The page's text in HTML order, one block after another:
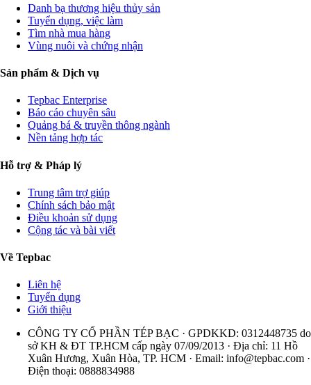
Danh bạ thương hiệu thủy sản
Tuyển dụng, việc làm
Tìm nhà mua hàng
Vùng nuôi và chứng nhận
Sản phẩm & Dịch vụ
Tepbac Enterprise
Báo cáo chuyên sâu
Quảng bá & truyền thông ngành
Nền tảng hợp tác
Hỗ trợ & Pháp lý
Trung tâm trợ giúp
Chính sách bảo mật
Điều khoản sử dụng
Cộng tác và bài viết
Về Tepbac
Liên hệ
Tuyển dụng
Giới thiệu
CÔNG TY CỔ PHẦN TÉP BẠC · GPDKKD: 0312448735 do
sở KH & ĐT TP.HCM cấp ngày 07/09/2013 · Địa chỉ: 11 Hồ
Xuân Hương, Xuân Hòa, TP. HCM · Email: info@tepbac.com ·
Điện thoại: 0888834988